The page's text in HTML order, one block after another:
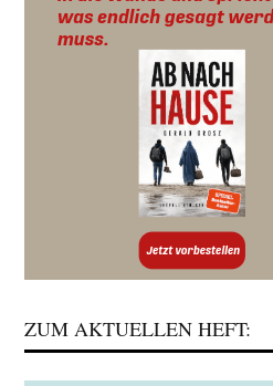
ZUM AKTUELLEN HEFT: